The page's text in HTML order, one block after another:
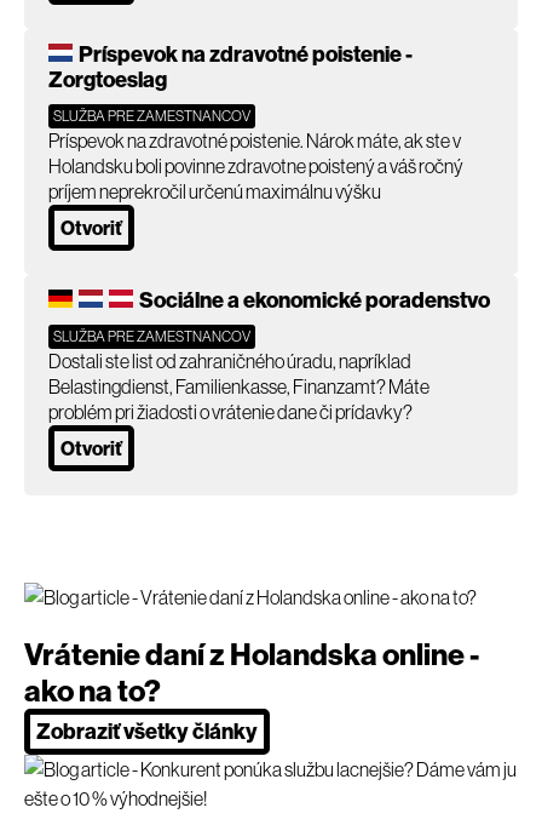
Príspevok na zdravotné poistenie -
Zorgtoeslag
SLUŽBA PRE ZAMESTNANCOV
Príspevok na zdravotné poistenie. Nárok máte, ak ste v
Holandsku boli povinne zdravotne poistený a váš ročný
príjem neprekročil určenú maximálnu výšku
Otvoriť
Sociálne a ekonomické poradenstvo
SLUŽBA PRE ZAMESTNANCOV
Dostali ste list od zahraničného úradu, napríklad
Belastingdienst, Familienkasse, Finanzamt? Máte
problém pri žiadosti o vrátenie dane či prídavky?
Otvoriť
Vrátenie daní z Holandska online -
ako na to?
Zobraziť všetky články